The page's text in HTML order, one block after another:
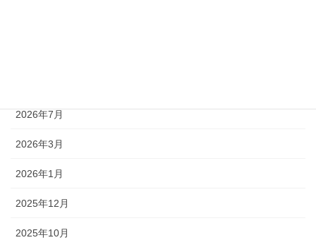
2026年7月
2026年3月
2026年1月
2025年12月
2025年10月